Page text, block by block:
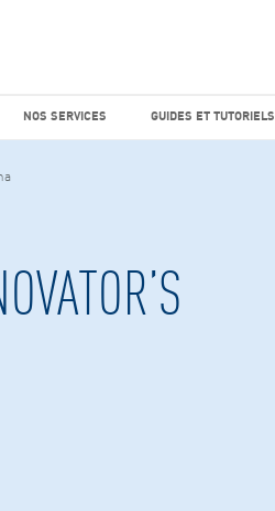
NOS SERVICES GUIDES ET TUTORIELS